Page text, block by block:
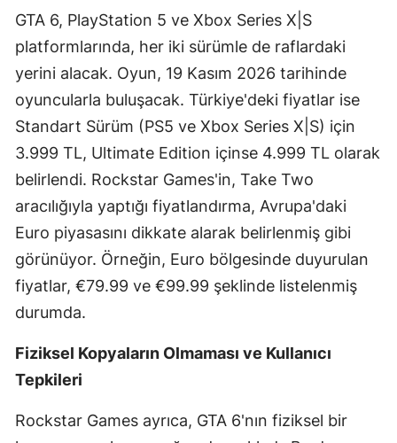
İstanbul
İzmir
Kars
Kastamonu
Kayseri
Kırklareli
Kırşehir
Kocaeli
Manisa
GTA 6, PlayStation 5 ve Xbox Series X|S
platformlarında, her iki sürümle de raflardaki
yerini alacak. Oyun, 19 Kasım 2026 tarihinde
oyuncularla buluşacak. Türkiye'deki fiyatlar ise
Standart Sürüm (PS5 ve Xbox Series X|S) için
3.999 TL, Ultimate Edition içinse 4.999 TL olarak
belirlendi. Rockstar Games'in, Take Two
aracılığıyla yaptığı fiyatlandırma, Avrupa'daki
Euro piyasasını dikkate alarak belirlenmiş gibi
görünüyor. Örneğin, Euro bölgesinde duyurulan
fiyatlar, €79.99 ve €99.99 şeklinde listelenmiş
durumda.
Fiziksel Kopyaların Olmaması ve Kullanıcı
Tepkileri
Rockstar Games ayrıca, GTA 6'nın fiziksel bir